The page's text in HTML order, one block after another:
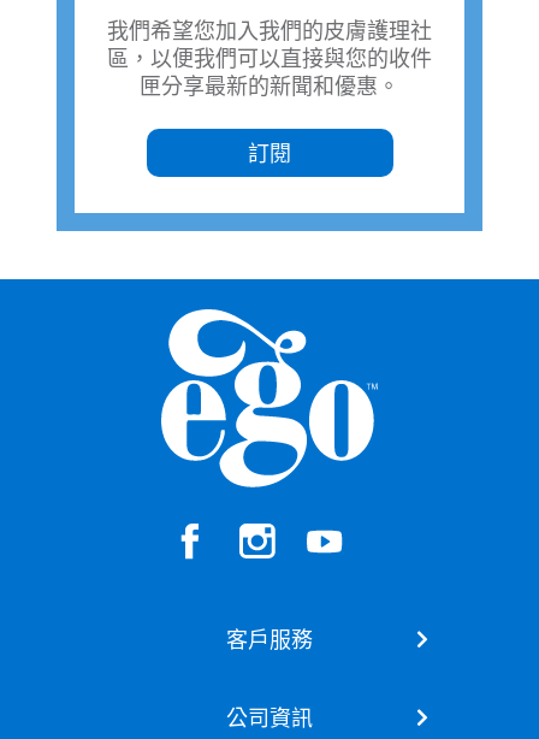
我們希望您加入我們的皮膚護理社
區，以便我們可以直接與您的收件
匣分享最新的新聞和優惠。
訂閱
客戶服務
公司資訊